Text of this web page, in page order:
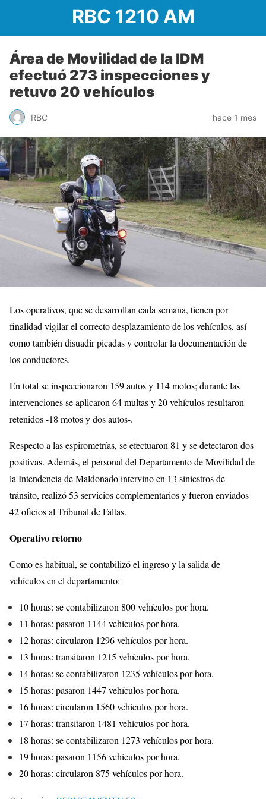
RBC 1210 AM
Área de Movilidad de la IDM
efectuó 273 inspecciones y
retuvo 20 vehículos
RBC hace 1 mes
Los operativos, que se desarrollan cada semana, tienen por
finalidad vigilar el correcto desplazamiento de los vehículos, así
como también disuadir picadas y controlar la documentación de
los conductores.
En total se inspeccionaron 159 autos y 114 motos; durante las
intervenciones se aplicaron 64 multas y 20 vehículos resultaron
retenidos -18 motos y dos autos-.
Respecto a las espirometrías, se efectuaron 81 y se detectaron dos
positivas. Además, el personal del Departamento de Movilidad de
la Intendencia de Maldonado intervino en 13 siniestros de
tránsito, realizó 53 servicios complementarios y fueron enviados
42 oficios al Tribunal de Faltas.
Operativo retorno
Como es habitual, se contabilizó el ingreso y la salida de
vehículos en el departamento:
10 horas: se contabilizaron 800 vehículos por hora.
11 horas: pasaron 1144 vehículos por hora.
12 horas: circularon 1296 vehículos por hora.
13 horas: transitaron 1215 vehículos por hora.
14 horas: se contabilizaron 1235 vehículos por hora.
15 horas: pasaron 1447 vehículos por hora.
16 horas: circularon 1560 vehículos por hora.
17 horas: transitaron 1481 vehículos por hora.
18 horas: se contabilizaron 1273 vehículos por hora.
19 horas: pasaron 1156 vehículos por hora.
20 horas: circularon 875 vehículos por hora.